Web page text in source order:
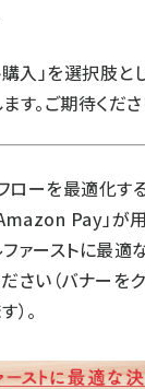
入」を選択肢
す。ご期待くださ
ローを最適化す
Amazon Pay」
ァーストに最適
さい（バナーを
。